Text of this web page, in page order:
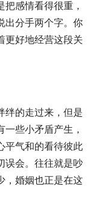
感情看得很重，
出分手两个字。你
更好地经营这段关
的走过来，但是
些小矛盾产生，
平气和的看待彼此
误会。往往就是吵
，婚姻也正是在这